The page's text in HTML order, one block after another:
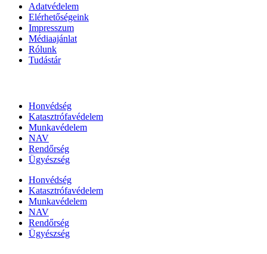
Adatvédelem
Elérhetőségeink
Impresszum
Médiaajánlat
Rólunk
Tudástár
Honvédség
Katasztrófavédelem
Munkavédelem
NAV
Rendőrség
Ügyészség
Honvédség
Katasztrófavédelem
Munkavédelem
NAV
Rendőrség
Ügyészség